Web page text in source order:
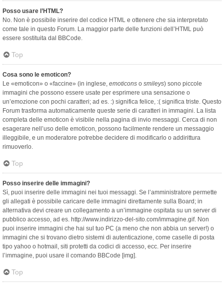
Posso usare l’HTML?
No. Non è possibile inserire del codice HTML e ottenere che sia interpretato
come tale in questo Forum. La maggior parte delle funzioni dell’HTML può
essere sostituita dal BBCode.
Top
Cosa sono le emoticon?
Le «emoticon» o «faccine» (in inglese, emoticons o smileys) sono piccole
immagini che possono essere usate per esprimere una sensazione o
un’emozione con pochi caratteri; ad es. :) significa felice, :( significa triste. Questo
Forum trasforma automaticamente queste serie di caratteri in immagini. La lista
completa delle emoticon è visibile nella pagina di invio messaggi. Cerca di non
esagerare nell’uso delle emoticon, possono facilmente rendere un messaggio
illeggibile, e un moderatore potrebbe decidere di modificarlo o addirittura
rimuoverlo.
Top
Posso inserire delle immagini?
Sì, puoi inserire delle immagini nei tuoi messaggi. Se l’amministratore permette
gli allegati è possibile caricare delle immagini direttamente sulla Board; in
alternativa devi creare un collegamento a un’immagine ospitata su un server di
pubblico accesso, ad es. http://www.indirizzo-del-sito.com/immagine.gif. Non
puoi inserire immagini che hai sul tuo PC (a meno che non abbia un server!) o
immagini che si trovano dietro sistemi di autenticazione, come caselle di posta
tipo yahoo o hotmail, siti protetti da codici di accesso, ecc. Per inserire
l’immagine, puoi usare il comando BBCode [img].
Top